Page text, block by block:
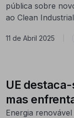
pública sobre
ao Clean
11 de Abril 2025
UE
mas
Energia